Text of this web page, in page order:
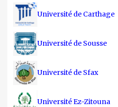
Université de Carthage
Université de Sousse
Université de Sfax
Université Ez-Zitouna